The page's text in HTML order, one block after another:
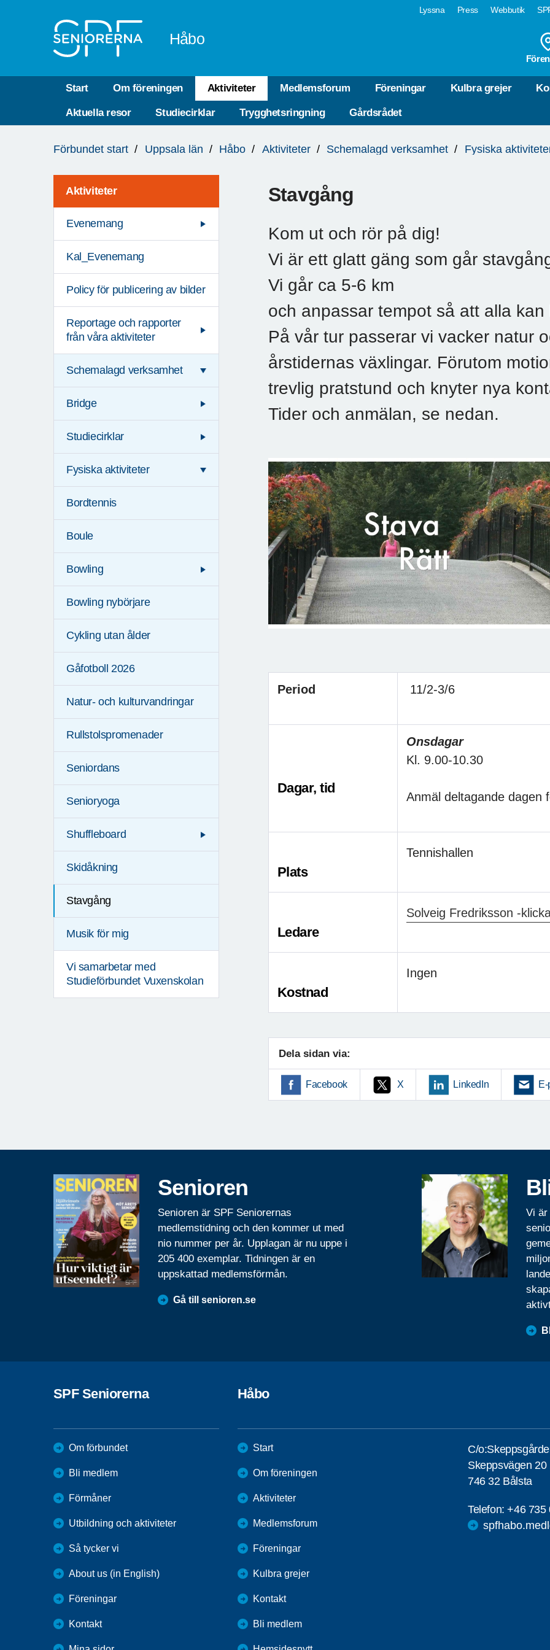
Lyssna Press Webbutik
Håbo
Start Om föreningen Aktiviteter Medlemsforum Föreningar Kulbra grejer
Aktuella resor Studiecirklar Trygghetsringning Gårdsrådet
är
Förbundet start Uppsala län Håbo Aktiviteter Schemalagd verksamhet Fysiska
Aktiviteter
Evenemang
Kal_Evenemang
Policy för publicering av bilder
Reportage och rapporter
från våra aktiviteter
Schemalagd verksamhet
Bridge
Studiecirklar
Fysiska aktiviteter
Bordtennis
Boule
Bowling
Bowling nybörjare
Cykling utan ålder
Gåfotboll 2026
Natur- och kulturvandringar
Rullstolspromenader
Seniordans
Senioryoga
Shuffleboard
Skidåkning
Stavgång
Musik för mig
Vi samarbetar med
Studieförbundet Vuxenskolan
Stavgång
Kom ut och rör på dig!
Vi är ett glatt gäng som går
Vi går ca 5-6 km
och anpassar tempot så att alla kan
På vår tur passerar vi vacker natur
årstidernas växlingar. Förutom
trevlig pratstund och knyter nya
Tider och anmälan, se nedan.
Period 11/2-3/6
Dagar, tid
Onsdagar
Kl. 9.00-10.30
Anmäl deltagande dagen
Plats
Tennishallen
Ledare
Solveig Fredriksson -
Kostnad
Ingen
Dela sidan via:
Facebook X LinkedIn
Senioren
Senioren är SPF Seniorernas
medlemstidning och den kommer ut med
nio nummer per år. Upplagan är nu uppe i
205 400 exemplar. Tidningen är en
uppskattad medlemsförmån.
Gå till senioren.se
Vi är
SPF Seniorerna
Om förbundet
Bli medlem
Förmåner
Utbildning och aktiviteter
Så tycker vi
About us (in English)
Föreningar
Kontakt
Håbo
Start
Om föreningen
Aktiviteter
Medlemsforum
Föreningar
Kulbra grejer
Kontakt
Bli medlem
C/
Skeppsvägen 20
746 32 Bålsta
Telefon:+46 735